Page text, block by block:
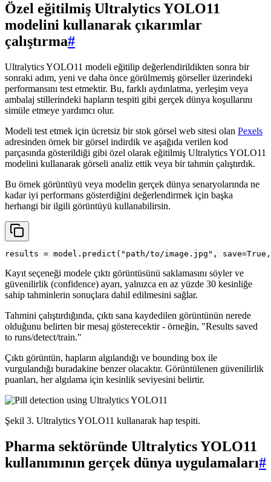
Özel eğitilmiş Ultralytics YOLO11
modelini kullanarak çıkarımlar
çalıştırma#
Ultralytics YOLO11 modeli eğitilip değerlendirildikten sonra bir
sonraki adım, yeni ve daha önce görülmemiş görseller üzerindeki
performansını test etmektir. Bu, farklı aydınlatma, yerleşim veya
ambalaj stillerindeki hapların tespiti gibi gerçek dünya koşullarını
simüle etmeye yardımcı olur.
Modeli test etmek için ücretsiz bir stok görsel web sitesi olan Pexels
adresinden örnek bir görsel indirdik ve aşağıda verilen kod
parçasında gösterildiği gibi özel olarak eğitilmiş Ultralytics YOLO11
modelini kullanarak görseli analiz ettik veya bir tahmin çalıştırdık.
Bu örnek görüntüyü veya modelin gerçek dünya senaryolarında ne
kadar iyi performans gösterdiğini değerlendirmek için başka
herhangi bir ilgili görüntüyü kullanabilirsin.
results = model.predict("path/to/image.jpg",
Kayıt seçeneği modele çıktı görüntüsünü saklamasını söyler ve
güvenilirlik (confidence) ayarı, yalnızca en az yüzde 30 kesinliğe
sahip tahminlerin sonuçlara dahil edilmesini sağlar.
Tahmini çalıştırdığında, çıktı sana kaydedilen görüntünün nerede
olduğunu belirten bir mesaj gösterecektir - örneğin, "Results saved
to runs/detect/train."
Çıktı görüntün, hapların algılandığı ve bounding box ile
vurgulandığı buradakine benzer olacaktır. Görüntülenen güvenilirlik
puanları, her algılama için kesinlik seviyesini belirtir.
Şekil 3. Ultralytics YOLO11 kullanarak hap tespiti.
Pharma sektöründe Ultralytics YOLO11
kullanımının gerçek dünya uygulamaları#